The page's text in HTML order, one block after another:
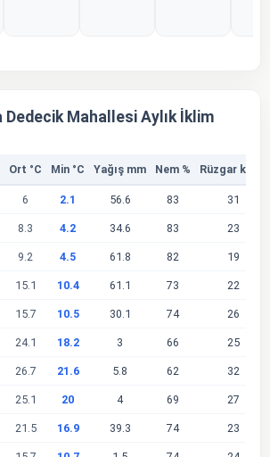
Mahallesi Aylık İklim
Ort °C Min °C Yağış mm Nem % Rüzgar km/s
6 2.1 56.6 83 31
8.3 4.2 34.6 83 23
9.2 4.5 61.8 82 19
15.1 10.4 61.1 73 22
15.7 10.5 30.1 74 26
24.1 18.2 3 66 25
26.7 21.6 5.8 62 32
25.1 20 4 69 27
21.5 16.9 39.3 74 23